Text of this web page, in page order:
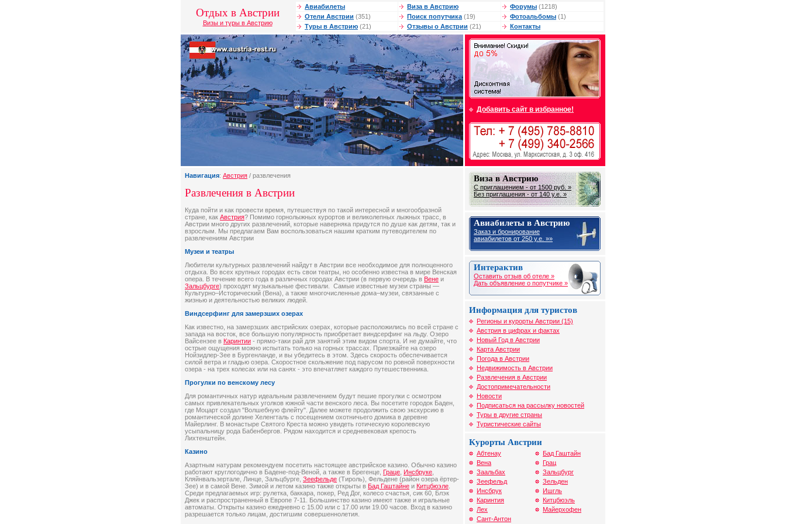
Отдых в Австрии
Визы и туры в Австрию
Авиабилеты Виза в Австрию Форумы (1218)
Отели Австрии (351) Поиск попутчика (19) Фотоальбомы (1)
Туры в Австрию (21) Отзывы о Австрии (21) Контакты
Добавить сайт в избранное!
Навигация: Австрия / развлечения
Развлечения в Австрии
Куда пойти и как провести время, путешествуя по такой интересной и многообразной
стране, как Австрия? Помимо горнолыжных курортов и великолепных лыжных трасс, в
Австрии много других развлечений, которые наверняка придутся по душе как детям, так и
взрослым. Мы предлагаем Вам воспользоваться нашим кратким путеводителем по
развлечениям Австрии
Музеи и театры
Любители культурных развлечений найдут в Австрии все необходимое для полноценного
отдыха. Во всех крупных городах есть свои театры, но особенно известна в мире Венская
опера. В течение всего года в различных городах Австрии (в первую очередь в Вене и
Зальцбурге) проходят музыкальные фестивали. Самые известные музеи страны —
Культурно–Исторический (Вена), а также многочисленные дома–музеи, связанные с
жизнью и деятельностью великих людей.
Виндсерфинг для замерзших озерах
Как известно, на замерзших австрийских озерах, которые расположились по всей стране с
запада на восток, все большую популярность приобретает виндсерфинг на льду. Озеро
Вайсензее в Каринтии - прямо-таки рай для занятий этим видом спорта. И не думайте, что
острые ощущения можно испытать только на горных трассах. Приезжайте на озеро
Нойзидлер-Зее в Бургенланде, и вы убедитесь в этом. Здесь скорость обеспечивается
силой ветра и гладью озера. Скоростное скольжение под парусом по ровной поверхности
озера - на трех колесах или на санях - это впечатляет каждого путешественника.
Прогулки по венскому лесу
Для романтичных натур идеальным развлечением будут пешие прогулки с осмотром
самых привлекательных уголков южной части венского леса. Вы посетите городок Баден,
где Моцарт создал "Волшебную флейту". Далее можете продолжить свою экскурсию в
романтической долине Хеленгталь с посещением охотничьего домика в деревне
Майерлинг. В монастыре Святого Креста можно увидеть готическую королевскую
усыпальницу рода Бабенбергов. Рядом находится и средневековая крепость
Лихтенштейн.
Казино
Азартным натурам рекомендуем посетить настоящее австрийское казино. Обычно казино
работают круглогодично в Бадене-под-Веной, а также в Брегенце, Граце, Инсбруке,
Кляйнвальзертале, Линце, Зальцбурге, Зеефельде (Тироль), Фельдене (район озера ёртер-
Зее) и в самой Вене. Зимой и летом казино также открыты в Бад Гаштайне и Китцбюэле.
Среди предлагаемых игр: рулетка, баккара, покер, Ред Дог, колесо счастья, сик 60, Блэк
Джек и распространенный в Европе 7-11. Большинство казино имеют также и игральные
автоматы. Открыты казино ежедневно с 15.00 или с 17.00 или 19.00 часов. Вход в казино
разрешается только лицам, достигшим совершеннолетия.
Виза в Австрию
С приглашением - от 1500 руб. »
Без приглашения - от 140 у.е. »
Авиабилеты в Австрию
Заказ и бронирование
авиабилетов от 250 y.e. »»
Интерактив
Оставить отзыв об отеле »
Дать объявление о попутчике »
Информация для туристов
Регионы и курорты Австрии (15)
Австрия в цифрах и фактах
Новый Год в Австрии
Карта Австрии
Погода в Австрии
Недвижимость в Австрии
Развлечения в Австрии
Достопримечательности
Новости
Подписаться на рассылку новостей
Туры в другие страны
Туристические сайты
Курорты Австрии
Абтенау
Вена
Заальбах
Зеефельд
Инсбрук
Каринтия
Лех
Сант-Антон
Бад Гаштайн
Грац
Зальцбург
Зельден
Ишгль
Китцбюэль
Майерхофен